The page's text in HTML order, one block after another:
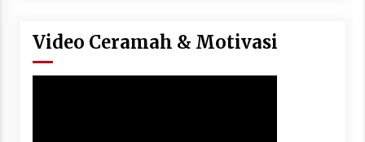
Video Ceramah & Motivasi